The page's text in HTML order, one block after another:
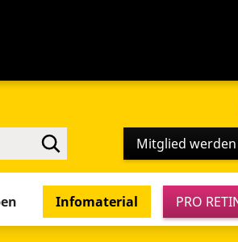
Mitglied werden
Infomaterial PRO